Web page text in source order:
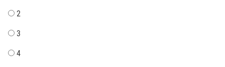
2
3
4